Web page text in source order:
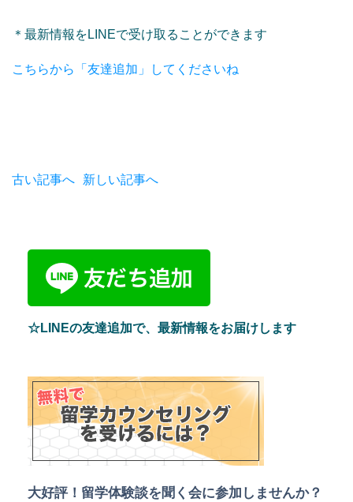
＊最新情報をLINEで受け取ることができます
こちらから「友達追加」してくださいね
古い記事へ 新しい記事へ
☆LINEの友達追加で、最新情報をお届けします
大好評！留学体験談を聞く会に参加しませんか？